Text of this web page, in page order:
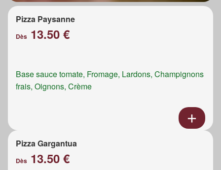
Pizza Paysanne
Dès 13.50 €
Base sauce tomate, Fromage, Lardons, Champignons
frais, Oignons, Crème
Pizza Gargantua
Dès 13.50 €